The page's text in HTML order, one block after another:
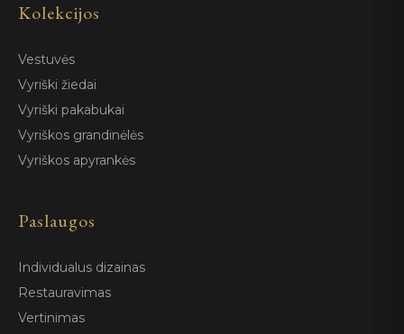
Kolekcijos
Vestuvės
Vyriški žiedai
Vyriški pakabukai
Vyriškos grandinėlės
Vyriškos apyrankės
Paslaugos
Individualus dizainas
Restauravimas
Vertinimas